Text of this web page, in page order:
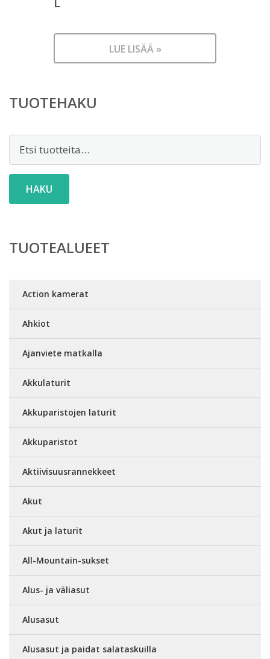
LUE LISÄÄ »
TUOTEHAKU
Etsi:
HAKU
TUOTEALUEET
Action kamerat
Ahkiot
Ajanviete matkalla
Akkulaturit
Akkuparistojen laturit
Akkuparistot
Aktiivisuusrannekkeet
Akut
Akut ja laturit
All-Mountain-sukset
Alus- ja väliasut
Alusasut
Alusasut ja paidat salataskuilla